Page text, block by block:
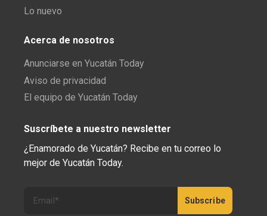
Lo nuevo
Acerca de nosotros
Anunciarse en Yucatán Today
Aviso de privacidad
El equipo de Yucatán Today
Suscríbete a nuestro newsletter
¿Enamorado de Yucatán? Recibe en tu correo lo
mejor de Yucatán Today.